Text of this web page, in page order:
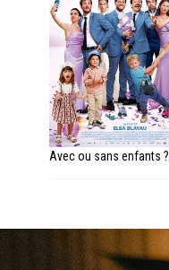
Avec ou sans enfants ?